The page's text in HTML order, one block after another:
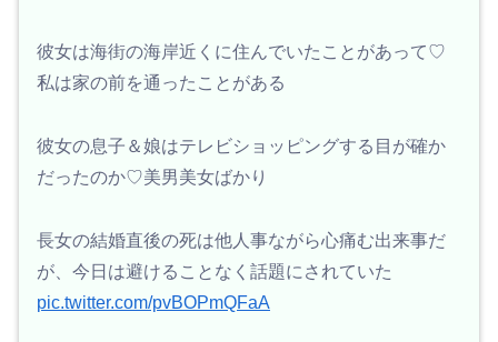
彼女は海街の海岸近くに住んでいたことがあって♡
私は家の前を通ったことがある
彼女の息子＆娘はテレビショッピングする目が確か
だったのか♡美男美女ばかり
長女の結婚直後の死は他人事ながら心痛む出来事だ
が、今日は避けることなく話題にされていた
pic.twitter.com/pvBOPmQFaA